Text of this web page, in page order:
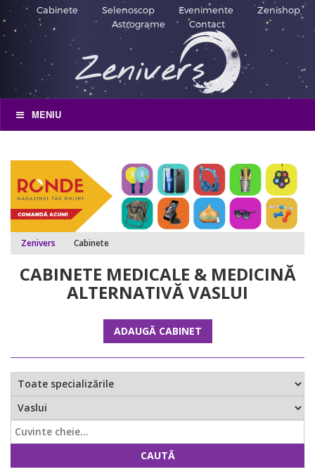
Cabinete Selenoscop Evenimente
Zenishop
Astrograme
Contact
MENIU
Zenivers Cabinete
CABINETE MEDICALE & MEDICINĂ
ALTERNATIVĂ VASLUI
ADAUGĂ CABINET
CAUTĂ